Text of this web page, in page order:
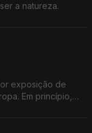
a natureza.
exposição de
Em princípio,